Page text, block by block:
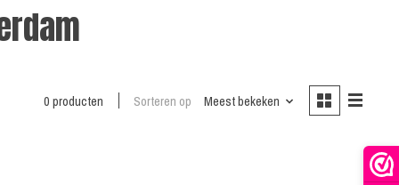
0 producten Sorteren op Meest bekeken